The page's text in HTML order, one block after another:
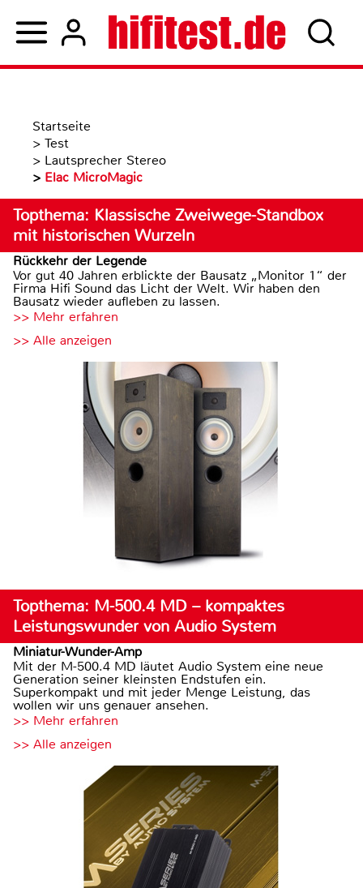
Startseite
> Test
> Lautsprecher Stereo
> Elac MicroMagic
Topthema: Klassische Zweiwege-Standbox
mit historischen Wurzeln
Rückkehr der Legende
Vor gut 40 Jahren erblickte der Bausatz „Monitor 1“ der
Firma Hifi Sound das Licht der Welt. Wir haben den
Bausatz wieder aufleben zu lassen.
>> Mehr erfahren
>> Alle anzeigen
Topthema: M-500.4 MD – kompaktes
Leistungswunder von Audio System
Miniatur-Wunder-Amp
Mit der M-500.4 MD läutet Audio System eine neue
Generation seiner kleinsten Endstufen ein.
Superkompakt und mit jeder Menge Leistung, das
wollen wir uns genauer ansehen.
>> Mehr erfahren
>> Alle anzeigen